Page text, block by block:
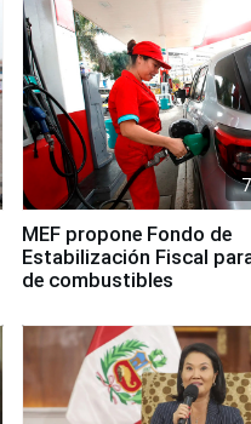
MEF propone Fondo de
Estabilización Fiscal
de combustibles